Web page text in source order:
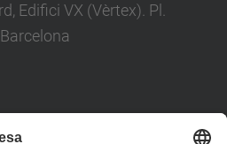
Edifici VX (Vèrtex). Pl.